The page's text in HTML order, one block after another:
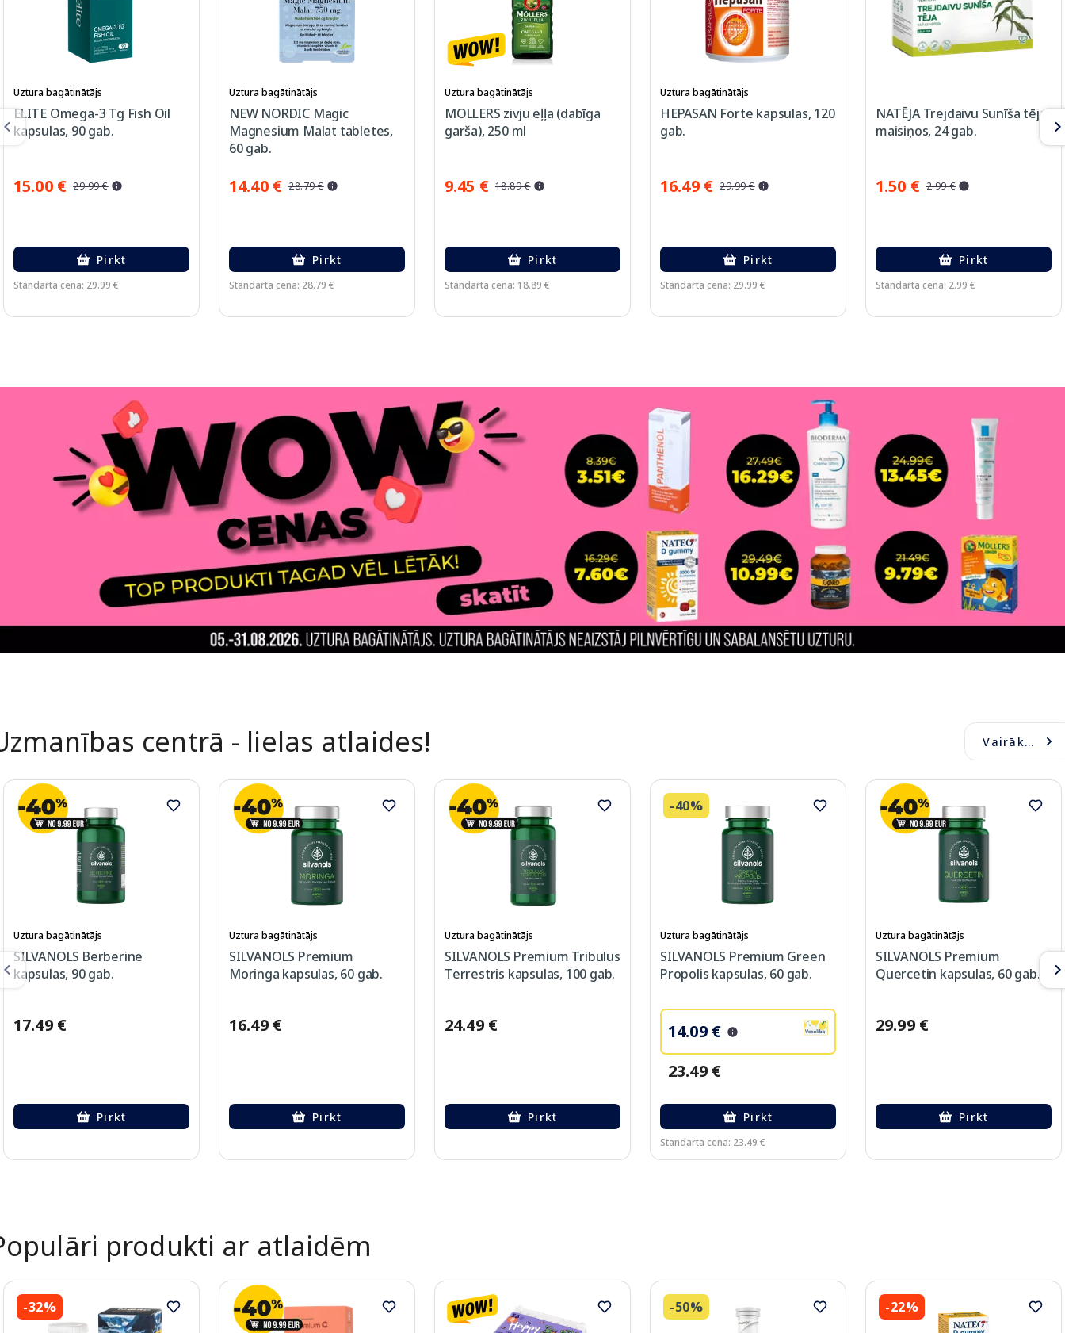
Uztura bagātinātājs
ELITE Omega-3 Tg Fish Oil
kapsulas, 90 gab.
15.00 € 29.99 €
Pirkt
Standarta cena: 29.99 €
Uztura bagātinātājs
NEW NORDIC Magic
Magnesium Malat tabletes,
60 gab.
14.40 € 28.79 €
Pirkt
Standarta cena: 28.79 €
Uztura bagātinātājs
MOLLERS zivju eļļa (dabīga
garša), 250 ml
9.45 € 18.89 €
Pirkt
Standarta cena: 18.89 €
Uztura bagātinātājs
HEPASAN Forte kapsulas, 120
gab.
16.49 € 29.99 €
Pirkt
Standarta cena: 29.99 €
NATĒJA Trejdaivu Sunīša tēja
maisiņos, 24 gab.
1.50 € 2.99 €
Pirkt
Standarta cena: 2.99 €
centrā - lielas atlaides! Vairāk...
Uztura bagātinātājs
SILVANOLS Berberine
kapsulas, 90 gab.
17.49 €
Pirkt
Uztura bagātinātājs
SILVANOLS Premium
Moringa kapsulas, 60 gab.
16.49 €
Pirkt
Uztura bagātinātājs
SILVANOLS Premium Tribulus
Terrestris kapsulas, 100 gab.
24.49 €
Pirkt
-40%
Uztura bagātinātājs
SILVANOLS Premium Green
Propolis kapsulas, 60 gab.
14.09 €
23.49 €
Pirkt
Standarta cena: 23.49 €
Uztura bagātinātājs
SILVANOLS Premium
Quercetin kapsulas, 60 gab.
29.99 €
Pirkt
produkti ar atlaidēm
-32% -50% -22%